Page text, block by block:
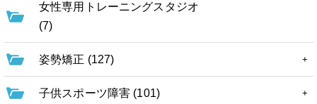
女性専用トレーニングスタジオ
(7)
姿勢矯正 (127)
子供スポーツ障害 (101)